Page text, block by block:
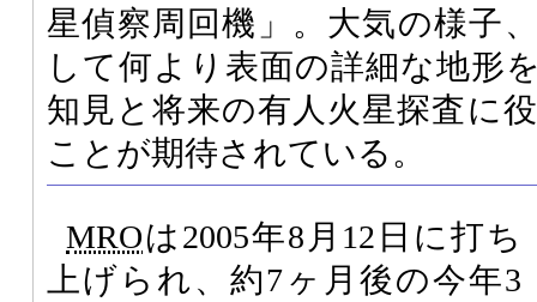
星偵察周回機」。大気の様子
して何より表面の詳細な地形
知見と将来の有人火星探査に
ことが期待されている。
MROは2005年8月12日に打ち
上げられ、約7ヶ月後の今年3